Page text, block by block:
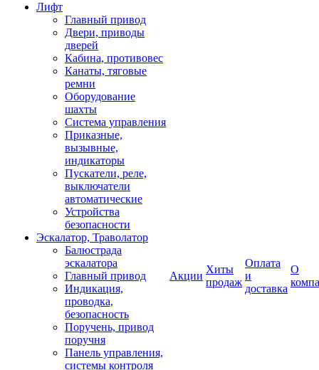
Лифт
Главный привод
Двери, приводы
дверей
Кабина, противовес
Канаты, тяговые
ремни
Оборудование
шахты
Система управления
Приказные,
вызывные,
индикаторы
Пускатели, реле,
выключатели
автоматические
Устройства
безопасности
Эскалатор, Траволатор
Балюстрада
эскалатора
Главный привод
Индикация,
проводка,
безопасность
Поручень, привод
поручня
Панель управления,
системы контроля
Акции
Хиты
продаж
Оплата
и
доставка
О